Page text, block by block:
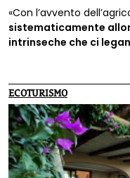
«Con l’avvento
sistematicamente
intrinseche che ci
Navdanya
Shiva.
ECOTURISMO